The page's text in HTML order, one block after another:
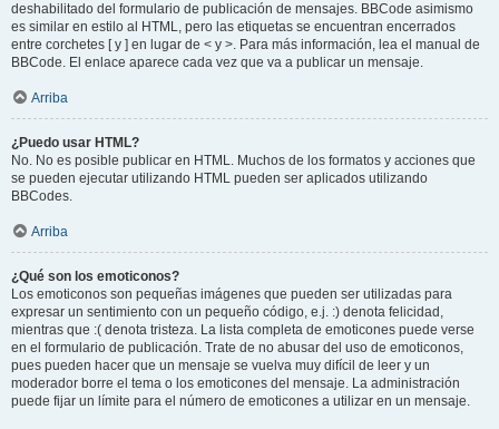
deshabilitado del formulario de publicación de mensajes. BBCode asimismo
es similar en estilo al HTML, pero las etiquetas se encuentran encerrados
entre corchetes [ y ] en lugar de < y >. Para más información, lea el manual de
BBCode. El enlace aparece cada vez que va a publicar un mensaje.
Arriba
¿Puedo usar HTML?
No. No es posible publicar en HTML. Muchos de los formatos y acciones que
se pueden ejecutar utilizando HTML pueden ser aplicados utilizando
BBCodes.
Arriba
¿Qué son los emoticonos?
Los emoticonos son pequeñas imágenes que pueden ser utilizadas para
expresar un sentimiento con un pequeño código, e.j. :) denota felicidad,
mientras que :( denota tristeza. La lista completa de emoticones puede verse
en el formulario de publicación. Trate de no abusar del uso de emoticonos,
pues pueden hacer que un mensaje se vuelva muy difícil de leer y un
moderador borre el tema o los emoticones del mensaje. La administración
puede fijar un límite para el número de emoticones a utilizar en un mensaje.